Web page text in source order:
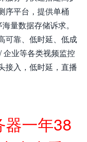
序平台，提供单桶
量数据存储诉求。
可靠、低时延、低成
企业等各类视频监控
接入，低时延，直播
器一年38